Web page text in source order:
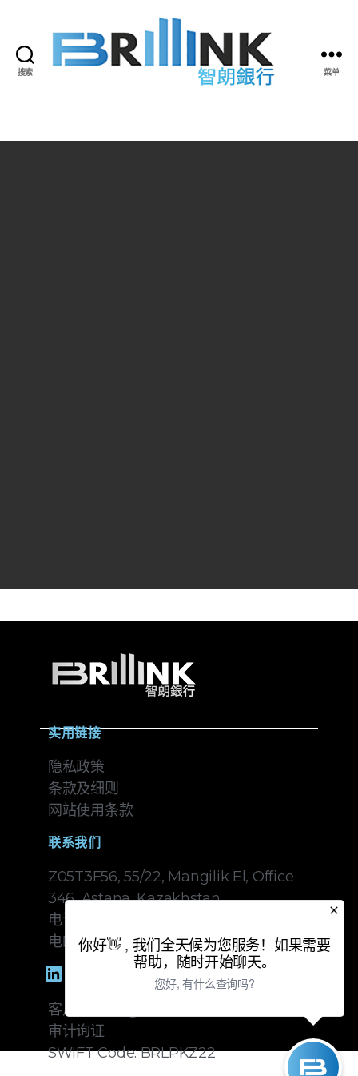
搜索 菜单
实用链接
隐私政策
条款及细则
网站使用条款
联系我们
Z05T3F56, 55/22, Mangilik El, Office
346, Astana, Kazakhstan
电话: +7-717-2552592
电邮: info@brillinkbank.com
客户服务: cs@brillinkbank.com
审计询证
SWIFT Code: BRLPKZ22
你好👋 , 我们全天候为您服务！如果需要
帮助，随时开始聊天。
您好, 有什么查询吗?